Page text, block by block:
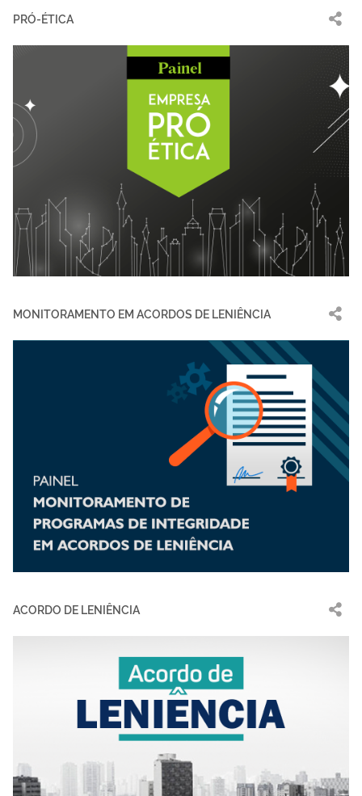
PRÓ-ÉTICA
MONITORAMENTO EM ACORDOS DE LENIÊNCIA
ACORDO DE LENIÊNCIA